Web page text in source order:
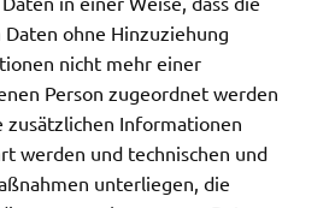
ohne Hinzuziehung
nicht mehr einer
Person zugeordnet werden
zusätzlichen Informationen
werden und technischen und
unterliegen, die